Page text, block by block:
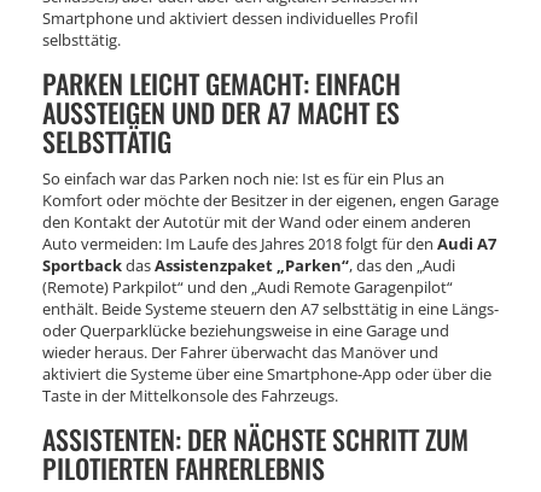
Smartphone und aktiviert dessen individuelles Profil
selbsttätig.
PARKEN LEICHT GEMACHT: EINFACH
AUSSTEIGEN UND DER A7 MACHT ES
SELBSTTÄTIG
So einfach war das Parken noch nie: Ist es für ein Plus an
Komfort oder möchte der Besitzer in der eigenen, engen Garage
den Kontakt der Autotür mit der Wand oder einem anderen
Auto vermeiden: Im Laufe des Jahres 2018 folgt für den Audi A7
SportbackdasAssistenzpaket „Parken“, das den „Audi
(Remote) Parkpilot“ und den „Audi Remote Garagenpilot“
enthält. Beide Systeme steuern den A7 selbsttätig in eine Längs-
oder Querparklücke beziehungsweise in eine Garage und
wieder heraus. Der Fahrer überwacht das Manöver und
aktiviert die Systeme über eine Smartphone-App oder über die
Taste in der Mittelkonsole des Fahrzeugs.
ASSISTENTEN: DER NÄCHSTE SCHRITT ZUM
PILOTIERTEN FAHRERLEBNIS